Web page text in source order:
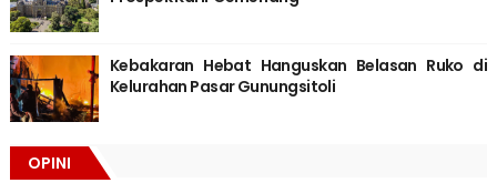
Kebakaran Hebat Hanguskan Belasan Ruko di
Kelurahan Pasar Gunungsitoli
OPINI